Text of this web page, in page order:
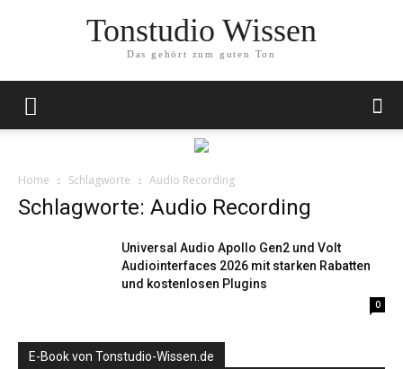
Tonstudio Wissen
Das gehört zum guten Ton
Home Schlagworte Audio Recording
Schlagworte: Audio Recording
Universal Audio Apollo Gen2 und Volt
Audiointerfaces 2026 mit starken Rabatten
und kostenlosen Plugins
0
E-Book von Tonstudio-Wissen.de